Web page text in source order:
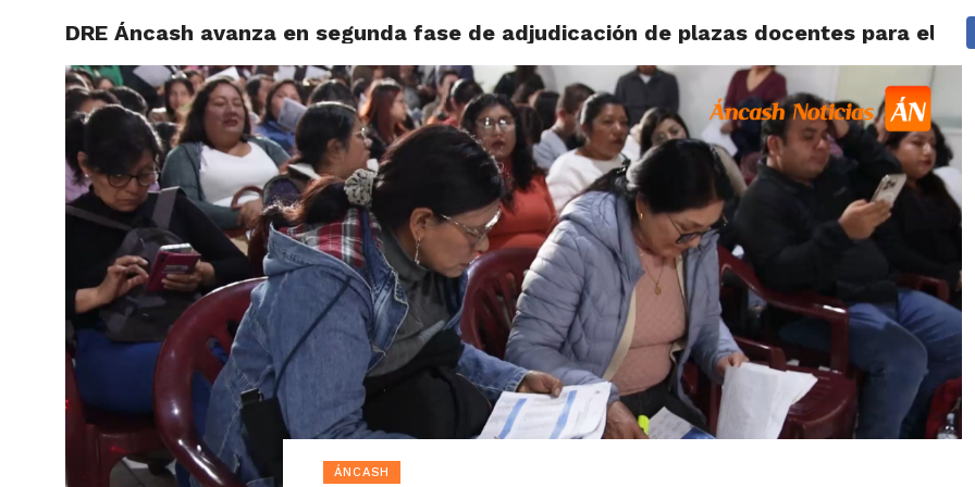
ACTUALIDAD HUARAZ ÁNCASH TÚ ELIGES 2026 POLICIALES
DRE Áncash avanza en segunda fase de adjudicación de plazas docentes para el
ÁNCASH